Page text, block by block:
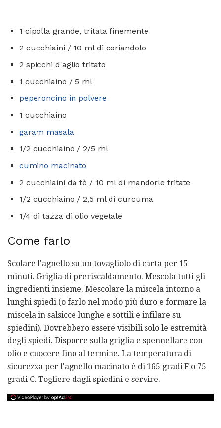
1 cipolla grande, tritata finemente
2 cucchiaini / 10 ml di coriandolo
2 spicchi d'aglio tritato
1 cucchiaino / 5 ml
peperoncino in polvere
1 cucchiaino
garam masala
1/2 cucchiaino / 2/5 ml
cumino macinato
2 cucchiaini da tè / 10 ml di mandorle tritate
1/2 cucchiaino / 2,5 ml di curcuma
1/4 di tazza di olio vegetale
Come farlo
Scolare l'agnello su un tovagliolo di carta per 15
minuti. Griglia di preriscaldamento. Mescola tutti gli
ingredienti insieme. Mescolare la miscela intorno a
lunghi spiedi (o farlo nel modo più duro e formare la
miscela in salsicce lunghe e sottili e infilare su
spiedini). Dovrebbero essere visibili solo le estremità
degli spiedi. Disporre sulla griglia e spennellare con
olio e cuocere fino al termine. La temperatura di
sicurezza per l'agnello macinato è di 165 gradi F o 75
gradi C. Togliere dagli spiedini e servire.